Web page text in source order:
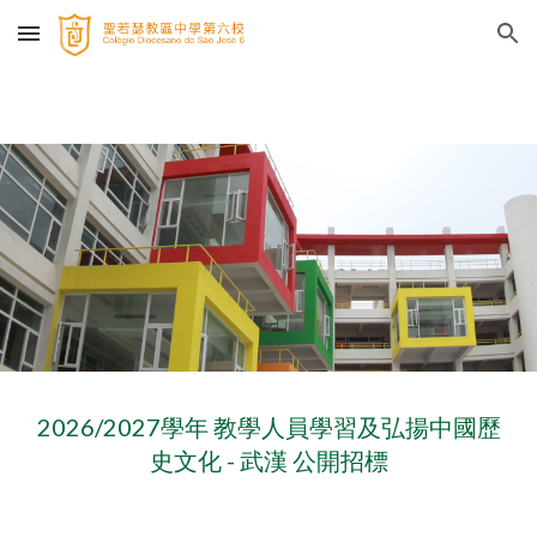
Skip to main content Skip to navigation
2026/2027學年 教學人員學習及弘揚中國歷
史文化 - 武漢 公開招標